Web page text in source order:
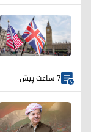
7 ساعت پیش